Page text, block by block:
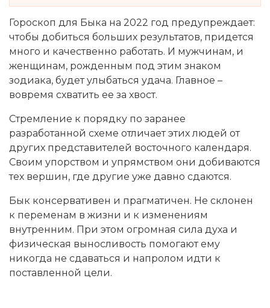
Гороскоп для Быка на 2022 год предупреждает:
чтобы добиться больших результатов, придется
много и качественно работать. И мужчинам, и
женщинам, рожденным под этим знаком
зодиака, будет улыбаться удача. Главное –
вовремя схватить ее за хвост.
Стремление к порядку по заранее
разработанной схеме отличает этих людей от
других представителей восточного календаря.
Своим упорством и упрямством они добиваются
тех вершин, где другие уже давно сдаются.
Бык консервативен и прагматичен. Не склонен
к переменам в жизни и к изменениям
внутренним. При этом огромная сила духа и
физическая выносливость помогают ему
никогда не сдаваться и напролом идти к
поставленной цели.